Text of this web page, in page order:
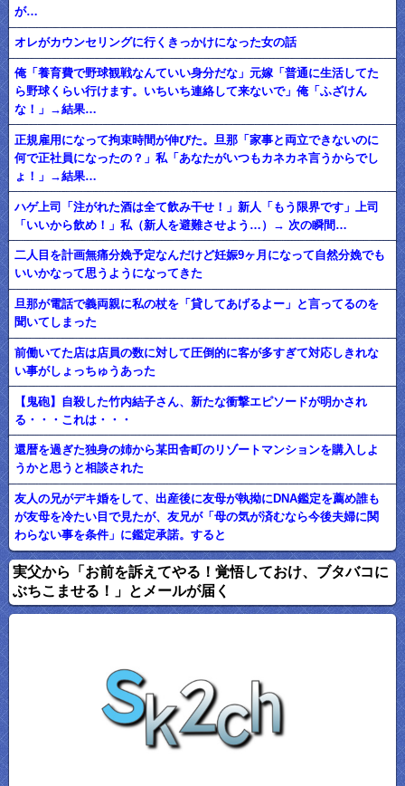
が…
オレがカウンセリングに行くきっかけになった女の話
俺「養育費で野球観戦なんていい身分だな」元嫁「普通に生活してた
ら野球くらい行けます。いちいち連絡して来ないで」俺「ふざけん
な！」→結果…
正規雇用になって拘束時間が伸びた。旦那「家事と両立できないのに
何で正社員になったの？」私「あなたがいつもカネカネ言うからでし
ょ！」→結果…
ハゲ上司「注がれた酒は全て飲み干せ！」新人「もう限界です」上司
「いいから飲め！」私（新人を避難させよう…）→ 次の瞬間…
二人目を計画無痛分娩予定なんだけど妊娠9ヶ月になって自然分娩でも
いいかなって思うようになってきた
旦那が電話で義両親に私の杖を「貸してあげるよー」と言ってるのを
聞いてしまった
前働いてた店は店員の数に対して圧倒的に客が多すぎて対応しきれな
い事がしょっちゅうあった
【鬼砲】自殺した竹内結子さん、新たな衝撃エピソードが明かされ
る・・・これは・・・
還暦を過ぎた独身の姉から某田舎町のリゾートマンションを購入しよ
うかと思うと相談された
友人の兄がデキ婚をして、出産後に友母が執拗にDNA鑑定を薦め誰も
が友母を冷たい目で見たが、友兄が「母の気が済むなら今後夫婦に関
わらない事を条件」に鑑定承諾。すると
実父から「お前を訴えてやる！覚悟しておけ、ブタバコに
ぶちこませる！」とメールが届く